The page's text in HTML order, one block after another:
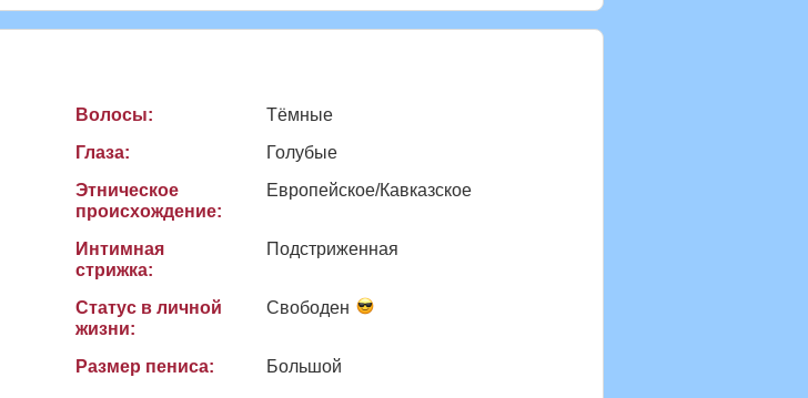
Волосы:
Тёмные
Глаза:
Голубые
Этническое
происхождение:
Европейское/Кавказское
Интимная
стрижка:
Подстриженная
Статус в личной
жизни:
Свободен
Размер пениса: Большой